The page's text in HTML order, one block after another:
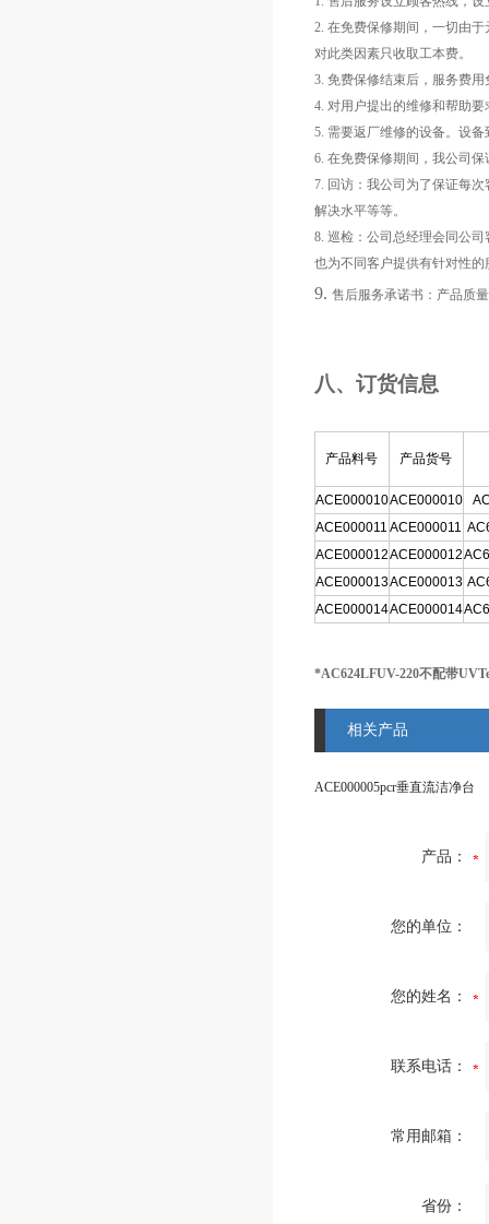
2. 在免费保修期间，一切由
对此类因素只收取工本费。
3. 免费保修结束后，服务费
4. 对用户提出的维修和帮助
5. 需要返厂维修的设备。设
6. 在免费保修期间，我公司
7. 回访：我公司为了保证每
解决水平等等。
8. 巡检：公司总经理会同公
也为不同客户提供有针对性的
9. 售后服务承诺书：产品质
八、订货信息
产品料号 产品货号
ACE000010ACE000010
ACE000011 ACE000011
ACE000012ACE000012
ACE000013ACE000013
ACE000014ACE000014
*AC624LFUV-220不配带
相关产品
ACE000005pcr垂直流洁净台
产品：
您的单位：
您的姓名：
联系电话：
常用邮箱：
省份：